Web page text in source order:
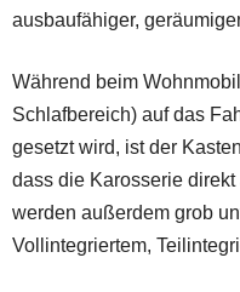
ausbaufähiger,
Während beim
Schlafbereich) auf das
gesetzt wird, ist der
dass die Karosserie
werden außerdem grob
Vollintegriertem,